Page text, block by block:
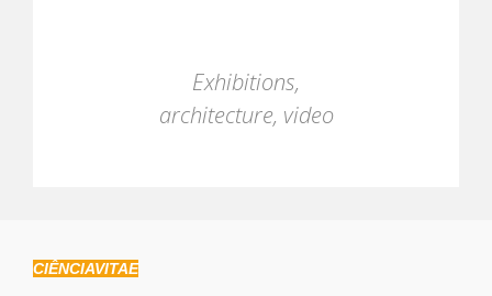
Exhibitions,
architecture, video
CIÊNCIAVITAE